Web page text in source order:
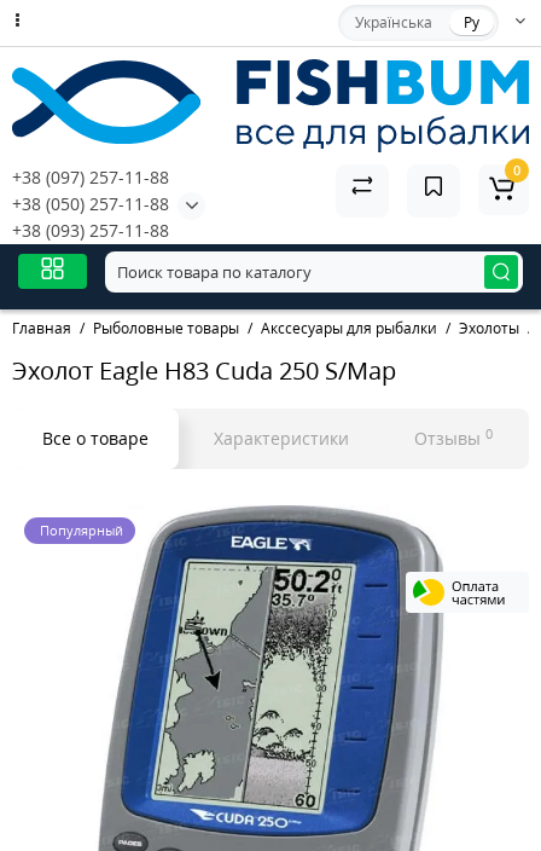
Українська Ру
+38 (097) 257-11-88
+38 (050) 257-11-88
+38 (093) 257-11-88
0
Главная Рыболовные товары Акссесуары для рыбалки Эхолоты
Эхолот Eagle H83 Cuda 250 S/Map
Все о товаре Характеристики Отзывы 0
Популярный